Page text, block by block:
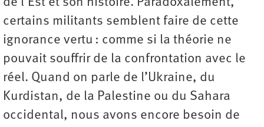
de l’Est et son histoire. Paradoxalement,
certains militants semblent faire de cette
ignorance vertu : comme si la théorie ne
pouvait souffrir de la confrontation avec le
réel. Quand on parle de l’Ukraine, du
Kurdistan, de la Palestine ou du Sahara
occidental, nous avons encore besoin de